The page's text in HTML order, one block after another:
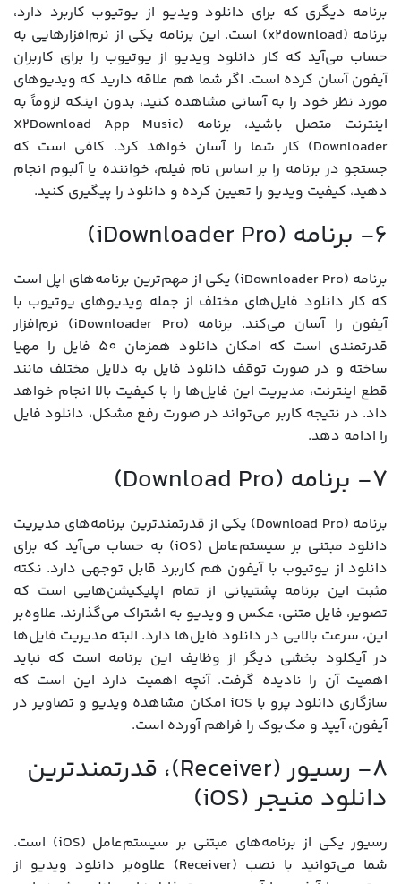
برنامه دیگری که برای دانلود ویدیو از یوتیوب کاربرد دارد،
برنامه (x2download) است. این برنامه یکی از نرم‌افزارهایی به
حساب می‌آید که کار دانلود ویدیو از یوتیوب را برای کاربران
آیفون آسان کرده است. اگر شما هم علاقه دارید که ویدیوهای
مورد نظر خود را به آسانی مشاهده کنید، بدون اینکه لزوماً به
اینترنت متصل باشید، برنامه (X2Download App Music
Downloader) کار شما را آسان خواهد کرد. کافی است که
جستجو در برنامه را بر اساس نام فیلم، خواننده یا آلبوم انجام
دهید، کیفیت ویدیو را تعیین کرده و دانلود را پیگیری کنید.
6- برنامه (iDownloader Pro)
برنامه (iDownloader Pro) یکی از مهم‌ترین برنامه‌های اپل است
که کار دانلود فایل‌های مختلف از جمله ویدیوهای یوتیوب با
آیفون را آسان می‌کند. برنامه (iDownloader Pro) نرم‌افزار
قدرتمندی است که امکان دانلود همزمان 50 فایل را مهیا
ساخته و در صورت توقف دانلود فایل به دلایل مختلف مانند
قطع اینترنت، مدیریت این فایل‌ها را با کیفیت بالا انجام خواهد
داد. در نتیجه کاربر می‌تواند در صورت رفع مشکل، دانلود فایل
را ادامه دهد.
7- برنامه (Download Pro)
برنامه (Download Pro) یکی از قدرتمندترین برنامه‌های مدیریت
دانلود مبتنی بر سیستم‌عامل (iOS) به حساب می‌آید که برای
دانلود از یوتیوب با آیفون هم کاربرد قابل توجهی دارد. نکته
مثبت این برنامه پشتیبانی از تمام اپلیکیشن‌هایی است که
تصویر، فایل متنی، عکس و ویدیو به اشتراک می‌گذارند. علاوه‌بر
این، سرعت بالایی در دانلود فایل‌ها دارد. البته مدیریت فایل‌ها
در آیکلود بخشی دیگر از وظایف این برنامه است که نباید
اهمیت آن را نادیده گرفت. آنچه اهمیت دارد این است که
سازگاری دانلود پرو با iOS امکان مشاهده ویدیو و تصاویر در
آیفون، آیپد و مک‌بوک را فراهم آورده است.
8- رسیور (Receiver)، قدرتمندترین
دانلود منیجر (iOS)
رسیور یکی از برنامه‌های مبتنی بر سیستم‌عامل (iOS) است.
شما می‌توانید با نصب (Receiver) علاوه‌بر دانلود ویدیو از